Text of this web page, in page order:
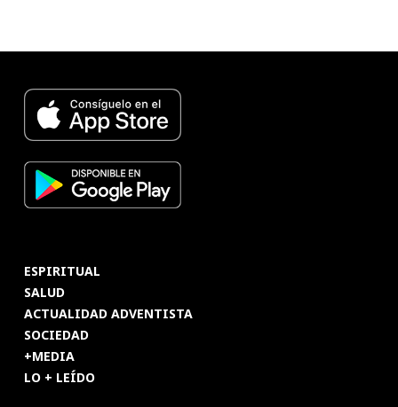
ESPIRITUAL
SALUD
ACTUALIDAD ADVENTISTA
SOCIEDAD
+MEDIA
LO + LEÍDO